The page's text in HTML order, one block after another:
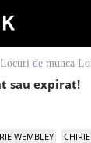
Locuri de munca
sau expirat!
WEMBLEY